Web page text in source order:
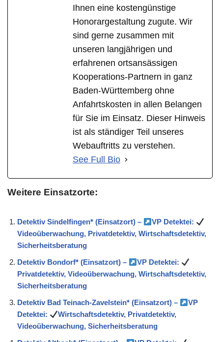
Ihnen eine kostengünstige
Honorargestaltung zugute. Wir
sind gerne zusammen mit
unseren langjährigen und
erfahrenen ortsansässigen
Kooperations-Partnern in ganz
Baden-Württemberg ohne
Anfahrtskosten in allen Belangen
für Sie im Einsatz. Dieser Hinweis
ist als ständiger Teil unseres
Webauftritts zu verstehen.
See Full Bio
Weitere Einsatzorte:
Detektiv Sindelfingen* (Einsatzort) –
VP Detektei:
Videoüberwachung, Privatdetektiv, Wirtschaftsdetektiv,
Sicherheitsberatung
Detektiv Bondorf* (Einsatzort) –
VP Detektei:
Privatdetektiv, Videoüberwachung, Wirtschaftsdetektiv,
Sicherheitsberatung
Detektiv Bad Teinach-Zavelstein* (Einsatzort) –
VP
Detektei:
Wirtschaftsdetektiv, Privatdetektiv,
Videoüberwachung, Sicherheitsberatung